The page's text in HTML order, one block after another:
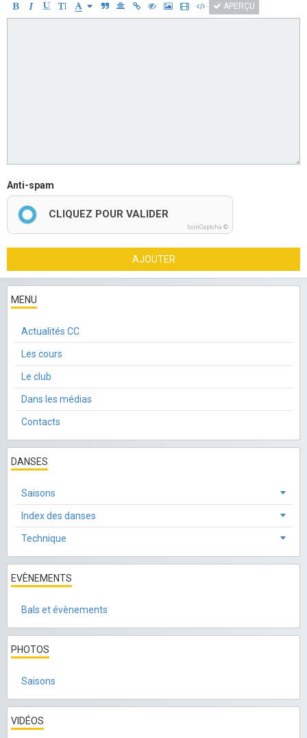
APERÇU
Anti-spam
CLIQUEZ POUR VALIDER
IconCaptcha ©
AJOUTER
MENU
Actualités CC
Les cours
Le club
Dans les médias
Contacts
DANSES
Saisons
Index des danses
Technique
EVÈNEMENTS
Bals et évènements
PHOTOS
Saisons
VIDÉOS